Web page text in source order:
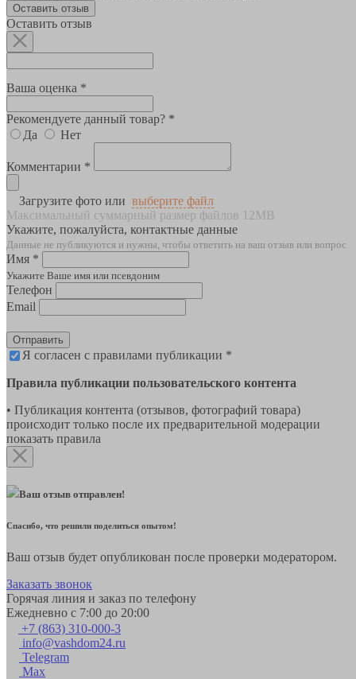
Оставить отзыв
Оставить отзыв
Ваша оценка *
Рекомендуете данный товар? *
Да
Нет
Комментарии *
Загрузите фото или выберите файл
Максимальный суммарный размер файлов 12MB
Укажите, пожалуйста, контактные данные
Данные не публикуются и нужны, чтобы ответить на ваш отзыв или вопрос
Имя *
Укажите Ваше имя или псевдоним
Телефон
Email
Отправить
Я согласен с правилами публикации *
Правила публикации пользовательского контента
• Публикация контента (отзывов, фотографий товара)
происходит только после их предварительной модерации
показать правила
Ваш отзыв отправлен!
Спасибо, что решили поделиться опытом!
Ваш отзыв будет опубликован после проверки модератором.
Заказать звонок
Горячая линия и заказ по телефону
Ежедневно с 7:00 до 20:00
+7 (863) 310-000-3
info@vashdom24.ru
Telegram
Max